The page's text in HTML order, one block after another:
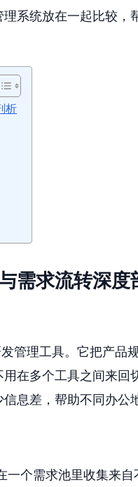
系统放在一起比较，
析
需求流转深度
管理工具。它把产品
在多个工具之间来回
息差，帮助不同办公
一个需求池里收集来